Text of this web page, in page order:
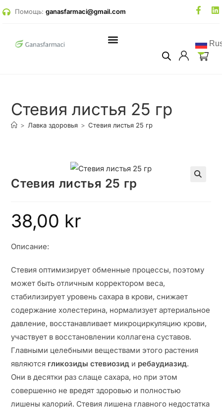
Помощь: ganasfarmaci@gmail.com
0
Стевия листья 25 гр
> Лавка здоровья > Стевия листья 25 гр
Стевия листья 25 гр
38,00 kr
Описание:
Стевия оптимизирует обменные процессы, поэтому
может быть отличным корректором веса,
стабилизирует уровень сахара в крови, снижает
содержание холестерина, нормализует артериальное
давление, восстанавливает микроциркуляцию крови,
участвует в восстановлении коллагена суставов.
Главными целебными веществами этого растения
являются гликозиды стевиозид и ребаудиазид.
Они в десятки раз слаще сахара, но при этом
совершенно не вредят здоровью и полностью
лишены калорий. Стевия лишена главного недостатка